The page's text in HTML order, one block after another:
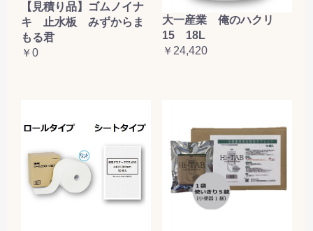
【見積り品】ゴムノイナ
キ 止水板 みずからま
もる君
￥0
大一産業 俺のハクリ
15 18L
￥24,420